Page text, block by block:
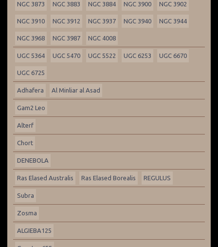
NGC 3873 NGC 3883 NGC 3884 NGC 3900 NGC 3902
NGC 3910 NGC 3912 NGC 3937 NGC 3940 NGC 3944
NGC 3968 NGC 3987 NGC 4008
UGC 5364 UGC 5470 UGC 5522 UGC 6253 UGC 6670
UGC 6725
Adhafera Al Minliar al Asad
Gam2 Leo
Alterf
Chort
DENEBOLA
Ras Elased Australis Ras Elased Borealis REGULUS
Subra
Zosma
ALGIEBA125